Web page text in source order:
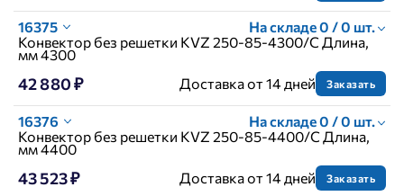
16375
На складе 0 / 0 шт.
Конвектор без решетки KVZ 250-85-4300/C Длина,
мм 4300
42 880 ₽ Доставка от 14 дней Заказать
16376
На складе 0 / 0 шт.
Конвектор без решетки KVZ 250-85-4400/C Длина,
мм 4400
43 523 ₽ Доставка от 14 дней Заказать